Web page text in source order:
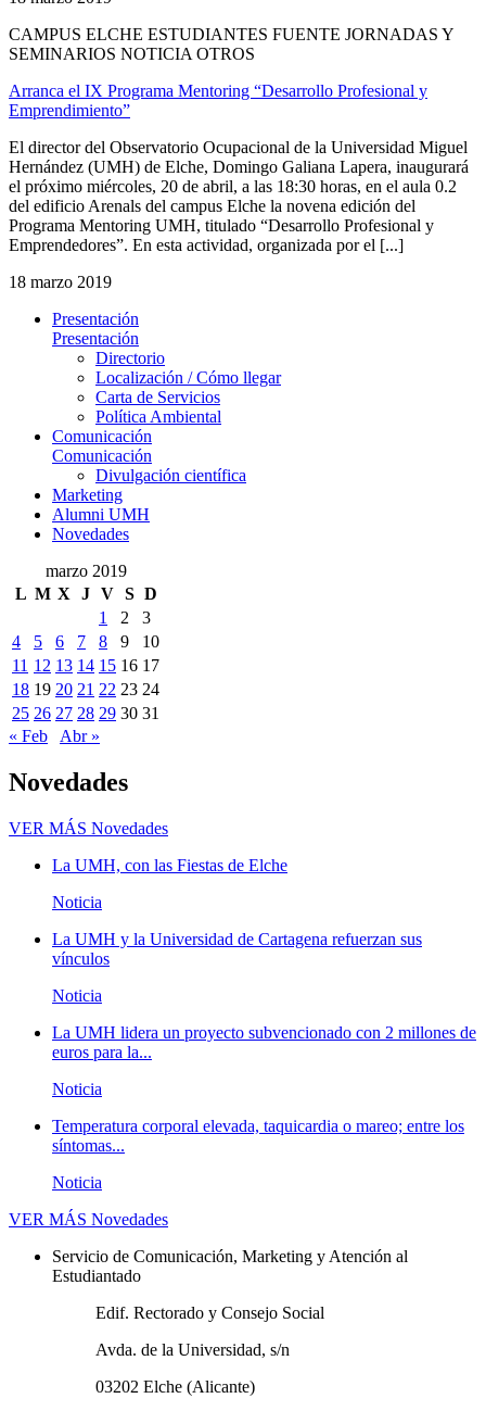
CAMPUS ELCHE ESTUDIANTES FUENTE JORNADAS Y
SEMINARIOS NOTICIA OTROS
Arranca el IX Programa Mentoring “Desarrollo Profesional y
Emprendimiento”
El director del Observatorio Ocupacional de la Universidad Miguel
Hernández (UMH) de Elche, Domingo Galiana Lapera, inaugurará
el próximo miércoles, 20 de abril, a las 18:30 horas, en el aula 0.2
del edificio Arenals del campus Elche la novena edición del
Programa Mentoring UMH, titulado “Desarrollo Profesional y
Emprendedores”. En esta actividad, organizada por el [...]
18 marzo 2019
Presentación
Presentación
Directorio
Localización / Cómo llegar
Carta de Servicios
Política Ambiental
Comunicación
Comunicación
Divulgación científica
Marketing
Alumni UMH
Novedades
marzo 2019
L M X J V S D
1
2
3
4
5 6 7 8 9
10
11 12 13 14 15 16 17
18 19 20 21 22 23 24
25 26 27 28 29 30 31
« Feb
Abr »
Novedades
VER MÁS Novedades
La UMH, con las Fiestas de Elche
Noticia
La UMH y la Universidad de Cartagena refuerzan sus
vínculos
Noticia
La UMH lidera un proyecto subvencionado con 2 millones de
euros para la...
Noticia
Temperatura corporal elevada, taquicardia o mareo; entre los
síntomas...
Noticia
VER MÁS Novedades
Servicio de Comunicación, Marketing y Atención al
Estudiantado
Edif. Rectorado y Consejo Social
Avda. de la Universidad, s/n
03202 Elche (Alicante)